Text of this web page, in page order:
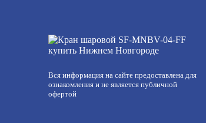
Вся информация на сайте предоставлена для
ознакомления и не является публичной
офертой